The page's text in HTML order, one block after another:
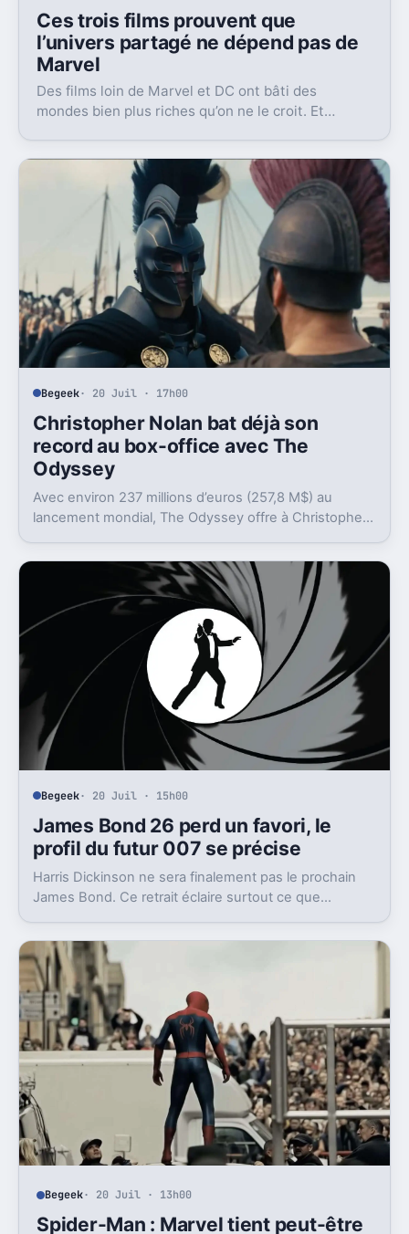
Ces trois films prouvent que
l’univers partagé ne dépend pas de
Marvel
Des films loin de Marvel et DC ont bâti des
mondes bien plus riches qu’on ne le croit. Et
Begeek· 20 Juil · 17h00
Christopher Nolan bat déjà son
record au box-office avec The
Odyssey
Avec environ 237 millions d’euros (257,8 M$) au
lancement mondial, The Odyssey offre à Christopher
Begeek· 20 Juil · 15h00
James Bond 26 perd un favori, le
profil du futur 007 se précise
Harris Dickinson ne sera finalement pas le prochain
James Bond. Ce retrait éclaire surtout ce que
Villeneuve.
Begeek· 20 Juil · 13h00
Spider-Man : Marvel tient peut-être